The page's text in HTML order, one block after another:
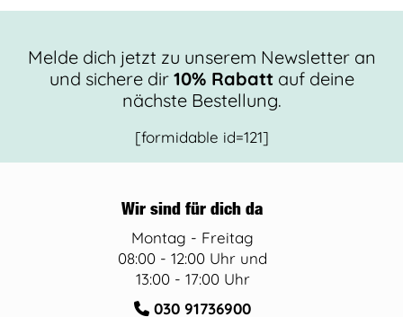
Melde dich jetzt zu unserem Newsletter an
und sichere dir 10% Rabattauf deine
nächste Bestellung.
[formidable id=121]
Wir sind für dich da
Montag - Freitag
08:00 - 12:00 Uhr und
13:00 - 17:00 Uhr
030 91736900